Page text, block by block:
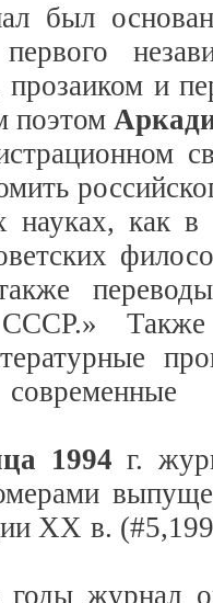
в
первого
прозаиком и
поэтом
науках, как
Также
1994 г.
ХХ в.